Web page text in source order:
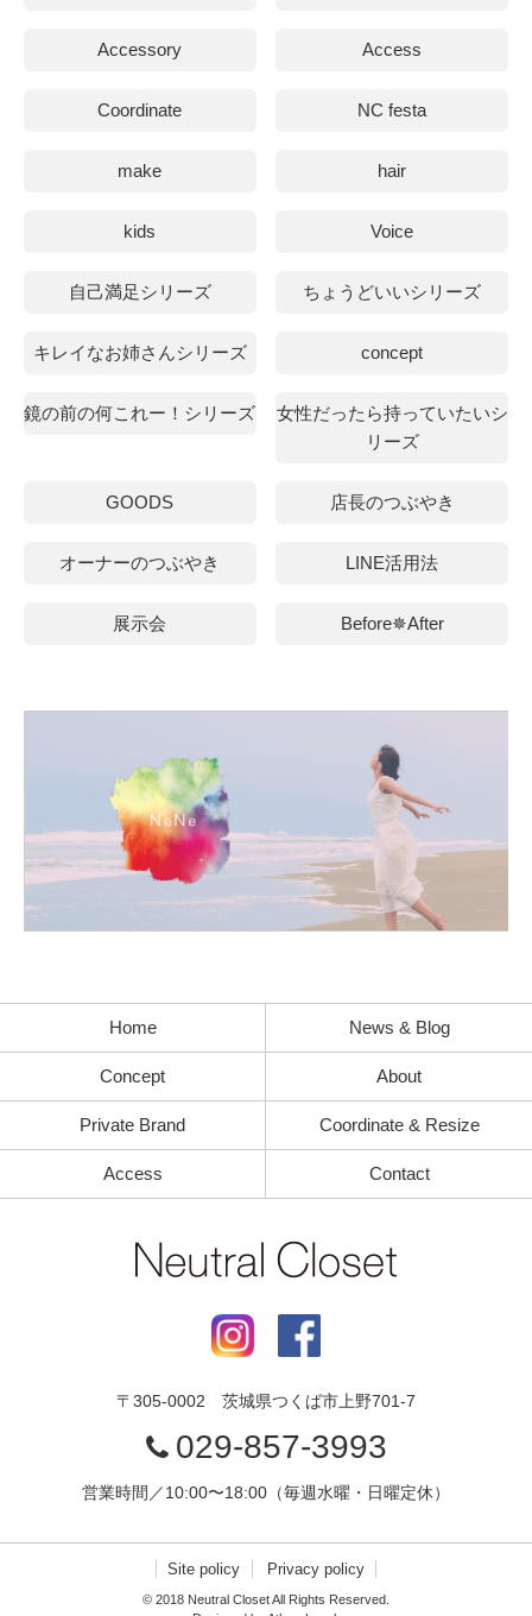
Accessory Access
Coordinate NC festa
make hair
kids Voice
自己満足シリーズ ちょうどいいシリーズ
キレイなお姉さんシリーズ concept
鏡の前の何これー！シリーズ
女性だったら持っていたいシ
リーズ
GOODS 店長のつぶやき
オーナーのつぶやき LINE活用法
展示会 Before✵After
Home News & Blog
Concept About
Private Brand Coordinate & Resize
Access Contact
〒 305-0002 茨城県つくば市 上野701-7
029-857-3993
営業時間／10:00〜18:00（毎週水曜・日曜定休）
Site policy Privacy policy
© 2018 Neutral Closet All Rights Reserved.